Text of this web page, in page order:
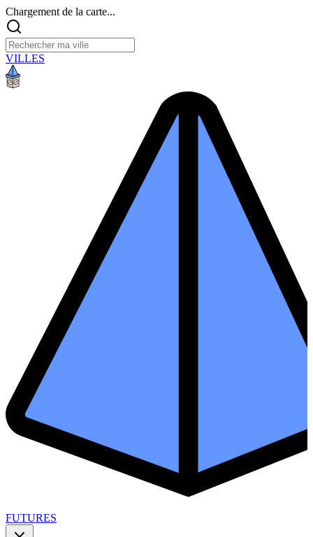
Chargement de la carte...
VILLES
FUTURES